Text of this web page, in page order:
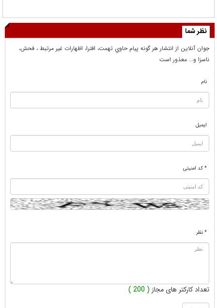
نظر شما
جوان آنلاين از انتشار هر گونه پيام حاوي تهمت، افترا، اظهارات غير مرتبط ، فحش،
ناسزا و... معذور است
نام
ایمیل
* کد امنیتی
* نظر
تعداد کارکتر های مجاز ( 200 )